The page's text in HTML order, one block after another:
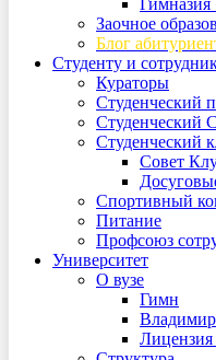
Гимназия
Заочное
Блог
Студенту и
Кураторы
Студенческий
Студенческий
Студенческий
Совет
Спортивный
Питание
Профсоюз
Университет
О вузе
Гимн
Лицензия